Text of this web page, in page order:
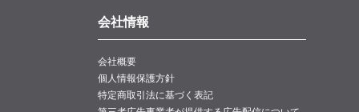
会社情報
会社概要
個人情報保護方針
特定商取引法に基づく表記